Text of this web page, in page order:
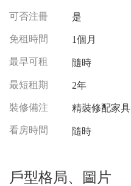
可否注冊 是
免租時間 1個月
最早可租 隨時
最短租期 2年
裝修備注 精裝修配家具
看房時間 隨時
戶型格局、圖片